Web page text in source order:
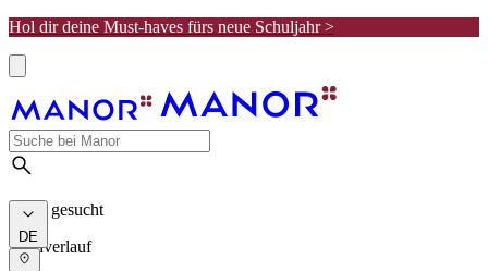
Hol dir deine Must-haves fürs neue Schuljahr >
Meist gesucht
Suchverlauf
DE